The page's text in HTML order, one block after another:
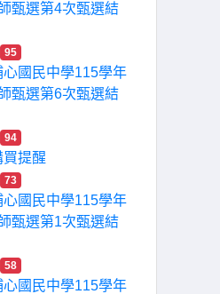
甄選第4次甄選結
95
國民中學115學年
甄選第6次甄選結
94
提醒
73
國民中學115學年
甄選第1次甄選結
58
國民中學115學年